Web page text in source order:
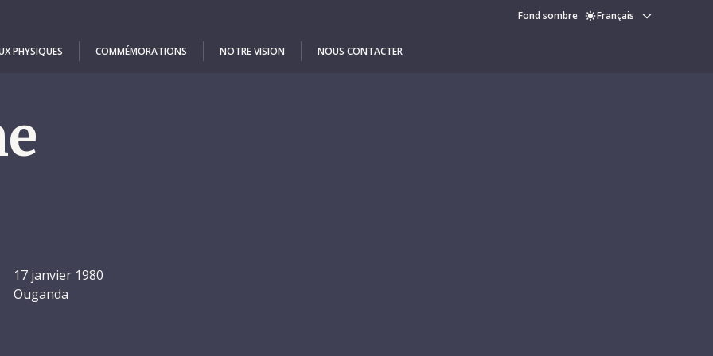
Fond sombre Français
PHYSIQUES COMMÉMORATIONS NOTRE VISION NOUS CONTACTER
17 janvier 1980
Ouganda